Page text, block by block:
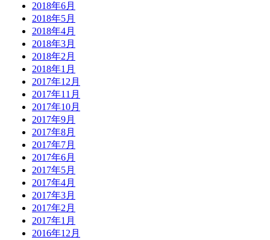
2018年6月
2018年5月
2018年4月
2018年3月
2018年2月
2018年1月
2017年12月
2017年11月
2017年10月
2017年9月
2017年8月
2017年7月
2017年6月
2017年5月
2017年4月
2017年3月
2017年2月
2017年1月
2016年12月